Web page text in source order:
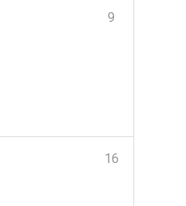
9
16